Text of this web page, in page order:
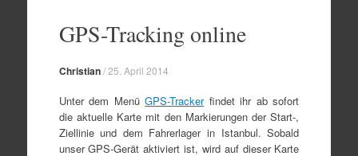
springenGPS-Tracking online
Christian/25. April 2014
Unter dem MenüGPS-Trackerfindet ihr ab sofort
die aktuelle Karte mit den Markierungen der Start-,
Ziellinie und dem Fahrerlager in Istanbul. Sobald
unser GPS-Gerät aktiviert ist, wird auf dieser Karte